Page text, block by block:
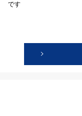
です